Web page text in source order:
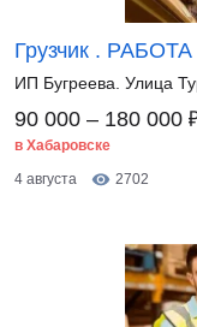
Грузчик .
ИП Бугреева. Улица
90 000 – 180 000
в Хабаровске
4 августа
2702